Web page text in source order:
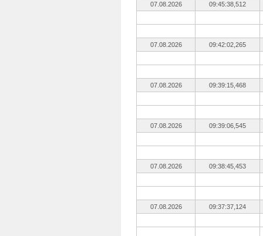
07.08.2026 09:45:38,512
07.08.2026 09:42:02,265
07.08.2026 09:39:15,468
07.08.2026 09:39:06,545
07.08.2026 09:38:45,453
07.08.2026 09:37:37,124